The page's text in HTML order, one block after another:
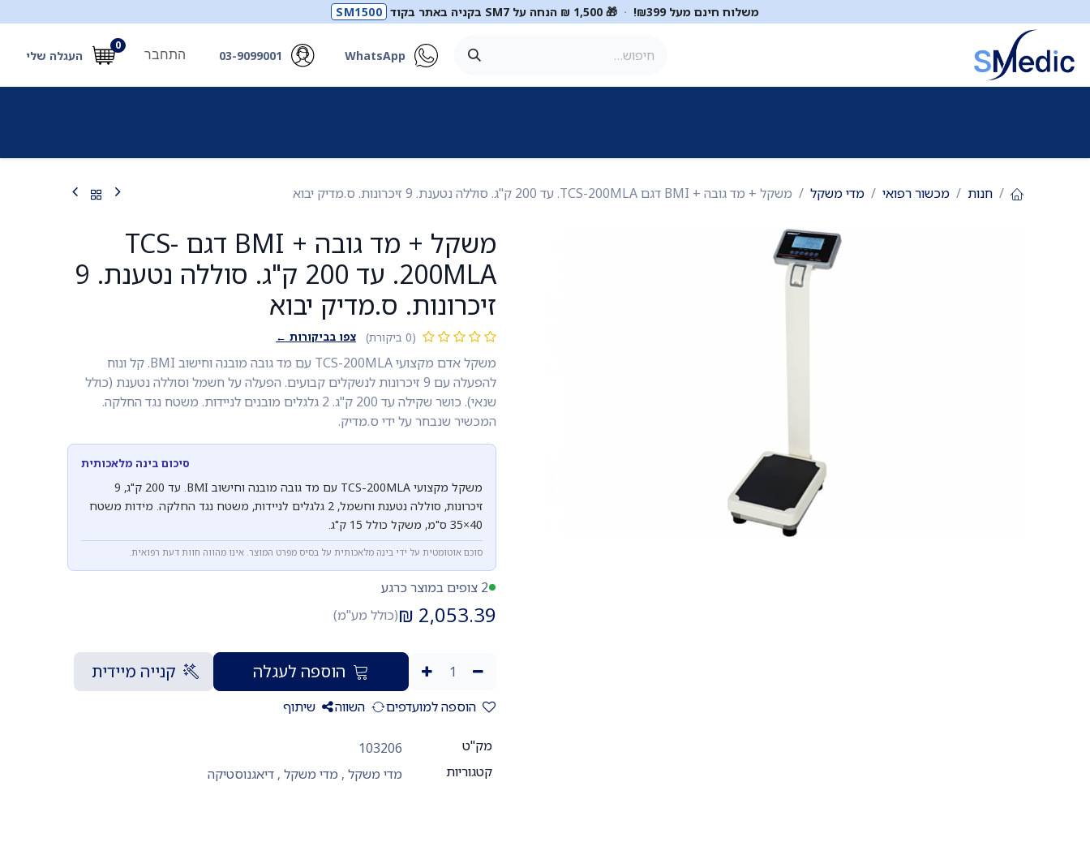
משלוח חינם מעל ₪399! · 🎁 1,500 ₪ הנחה על SM7 בקניה באתר בקוד SM1500
WhatsApp
03-9099001
0
העגלה שלי התחבר
חנות מכשור רפואי מדי משקל משקל + מד גובה + BMI דגם TCS-200MLA. עד 200 ק"ג. סוללה נטענת. 9 זיכרונות. ס.מדיק יבוא
משקל + מד גובה + BMI דגם TCS-
200MLA. עד 200 ק"ג. סוללה נטענת. 9
זיכרונות. ס.מדיק יבוא
(0 ביקורת) צפו בביקורות ←
משקל אדם מקצועי TCS-200MLA עם מד גובה מובנה וחישוב BMI. קל ונוח
להפעלה עם 9 זיכרונות לנשקלים קבועים. הפעלה על חשמל וסוללה נטענת (כולל
שנאי). כושר שקילה עד 200 ק"ג. 2 גלגלים מובנים לניידות. משטח נגד החלקה.
המכשיר שנבחר על ידי ס.מדיק.
סיכום בינה מלאכותית
משקל מקצועי TCS-200MLA עם מד גובה מובנה וחישוב BMI. עד 200 ק"ג, 9
זיכרונות, סוללה נטענת וחשמל, 2 גלגלים לניידות, משטח נגד החלקה. מידות משטח
40×35 ס"מ, משקל כולל 15 ק"ג.
סוכם אוטומטית על ידי בינה מלאכותית על בסיס מפרט המוצר. אינו מהווה חוות דעת רפואית.
2 צופים במוצר כרגע
2,053.39
₪(כולל מע"מ)
הוספה לעגלה קנייה מיידית
הוספה למועדפים השווה שיתוף
מק"ט
103206
קטגוריות
מדי משקל, מדי משקל, דיאגנוסטיקה